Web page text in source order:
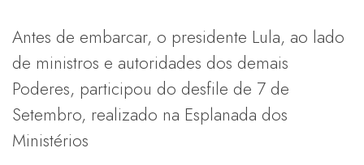
Antes de embarcar, o presidente Lula, ao lado
de ministros e autoridades dos demais
Poderes, participou do desfile de 7 de
Setembro, realizado na Esplanada dos
Ministérios